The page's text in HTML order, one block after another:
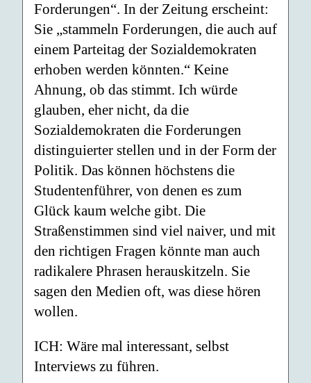
Forderungen“. In der Zeitung erscheint:
Sie „stammeln Forderungen, die auch auf
einem Parteitag der Sozialdemokraten
erhoben werden könnten.“ Keine
Ahnung, ob das stimmt. Ich würde
glauben, eher nicht, da die
Sozialdemokraten die Forderungen
distinguierter stellen und in der Form der
Politik. Das können höchstens die
Studentenführer, von denen es zum
Glück kaum welche gibt. Die
Straßenstimmen sind viel naiver, und mit
den richtigen Fragen könnte man auch
radikalere Phrasen herauskitzeln. Sie
sagen den Medien oft, was diese hören
wollen.
ICH: Wäre mal interessant, selbst
Interviews zu führen.